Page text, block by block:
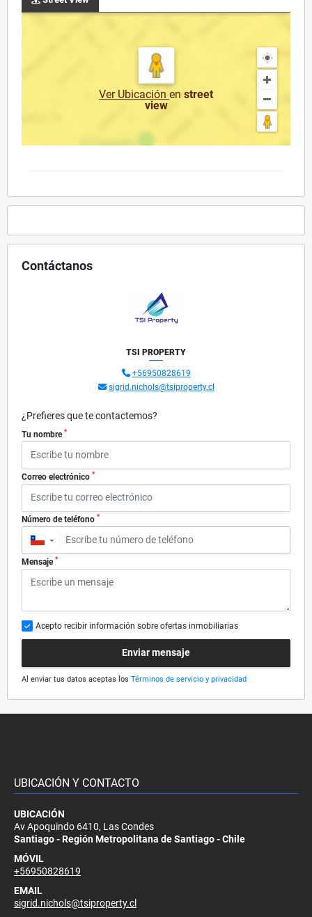
Ver Ubicación en street
view
Contáctanos
TSI PROPERTY
+56950828619
sigrid.nichols@tsiproperty.cl
¿Prefieres que te contactemos?
Tu nombre *
Correo electrónico *
Número de teléfono *
▼
Mensaje *
Acepto recibir información sobre ofertas inmobiliarias
Enviar mensaje
Al enviar tus datos aceptas los Términos de servicio y privacidad
UBICACIÓN Y CONTACTO
UBICACIÓN
Av Apoquindo 6410, Las Condes
Santiago - Región Metropolitana de Santiago - Chile
MÓVIL
+56950828619
EMAIL
sigrid.nichols@tsiproperty.cl